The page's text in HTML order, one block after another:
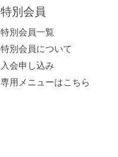
特別会員
特別会員一覧
特別会員について
入会申し込み
専用メニューはこちら